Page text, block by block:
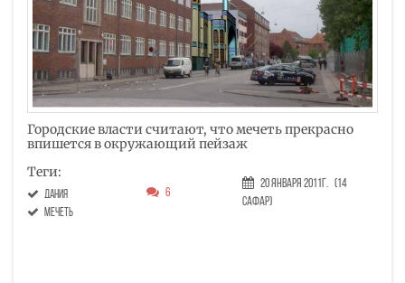
Городские власти считают, что мечеть прекрасно
впишется в окружающий пейзаж
Теги:
дания
мечеть
6
20 Января 2011г. (14
Сафар)